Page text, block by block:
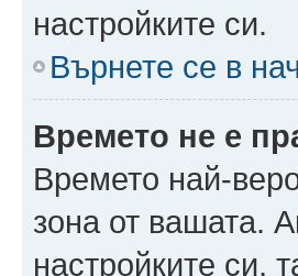
настройките си.
Върнете се в
Времето не е
Времето най-
зона от вашата.
настройките си,